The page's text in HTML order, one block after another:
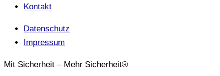
Kontakt
Datenschutz
Impressum
Mit Sicherheit – Mehr Sicherheit®